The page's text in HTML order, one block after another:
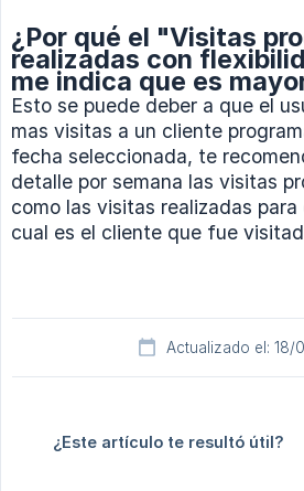
¿Por qué el "Visitas
realizadas con
me indica que es
Esto se puede deber a que el
mas visitas a un cliente
fecha seleccionada, te
detalle por semana las visitas
como las visitas realizadas
cual es el cliente que fue
Actualizado el: 18/
¿Este artículo te resultó útil?